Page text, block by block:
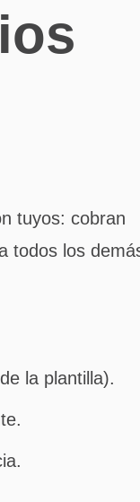
tuyos: cobran
todos los
la plantilla).